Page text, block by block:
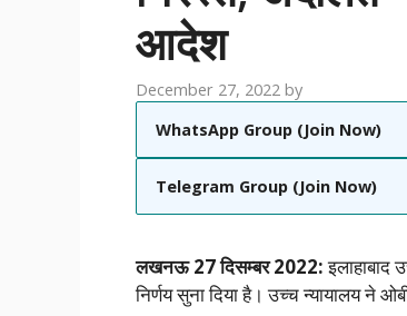
आदेश
December 27, 2022 by
WhatsApp Group (Join Now)
Telegram Group (Join Now)
लखनऊ 27 दिसम्बर 2022:
निर्णय सुना दिया है। उच्च न्यायालय ने